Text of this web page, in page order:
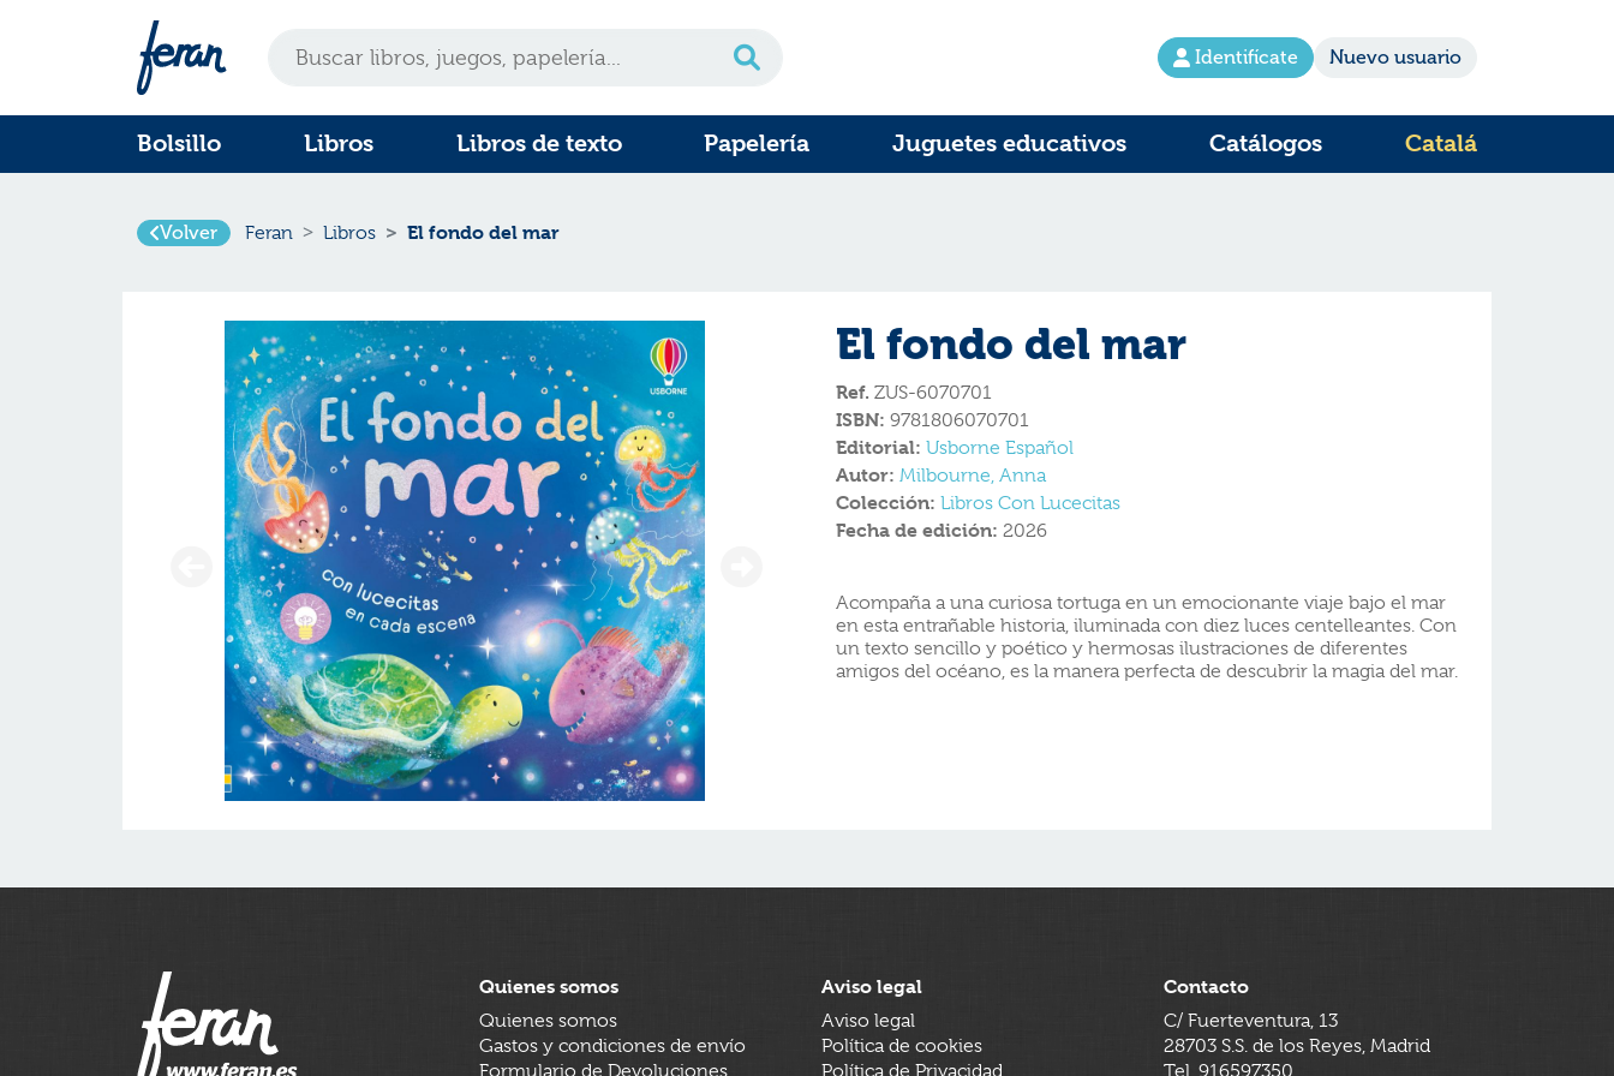
Identifícate Nuevo usuario
Bolsillo Libros Libros de texto Papelería Juguetes educativos Catálogos Catalá
Volver Feran Libros El fondo del mar
El fondo del mar
Ref. ZUS-6070701
ISBN: 9781806070701
Editorial: Usborne Español
Autor: Milbourne, Anna
Colección: Libros Con Lucecitas
Fecha de edición: 2026
Acompaña a una curiosa tortuga en un emocionante viaje bajo el mar
en esta entrañable historia, iluminada con diez luces centelleantes. Con
un texto sencillo y poético y hermosas ilustraciones de diferentes
amigos del océano, es la manera perfecta de descubrir la magia del mar.
Quienes somos
Quienes somos
Gastos y condiciones de envío
Formulario de Devoluciones
Aviso legal
Aviso legal
Política de cookies
Política de Privacidad
Contacto
C/ Fuerteventura, 13
28703 S.S. de los Reyes, Madrid
Tel. 916597350